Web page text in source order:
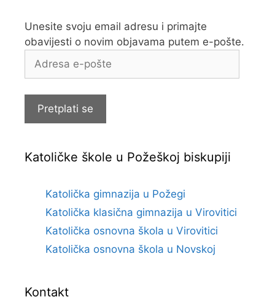
Unesite svoju email adresu i primajte
obavijesti o novim objavama putem e-pošte.
Adresa
Pretplati se
Katoličke škole u Požeškoj biskupiji
Katolička gimnazija u Požegi
Katolička klasična gimnazija u Virovitici
Katolička osnovna škola u Virovitici
Katolička osnovna škola u Novskoj
Kontakt